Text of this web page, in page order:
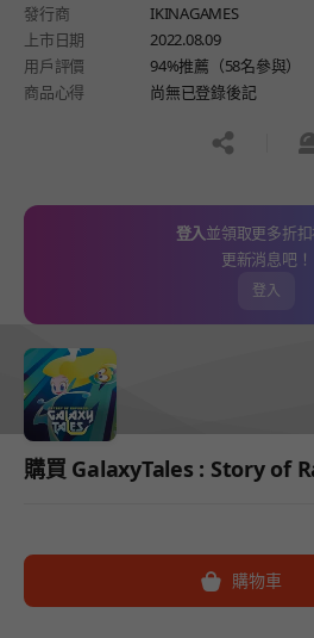
發行商
IKINAGAMES
上市日期
2022.08.09
用戶評價
94%推薦（58名參與）
商品心得
尚無已登錄後記
공유하기
登入並領取更多折
更新消息吧！
登入
購買 GalaxyTales : Story of
購物車